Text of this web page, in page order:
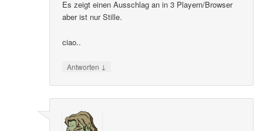
Es zeigt einen Ausschlag an in 3 Playern/Browser
aber ist nur Stille.
ciao..
Antworten ↓